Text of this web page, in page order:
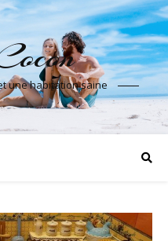
une habitation saine